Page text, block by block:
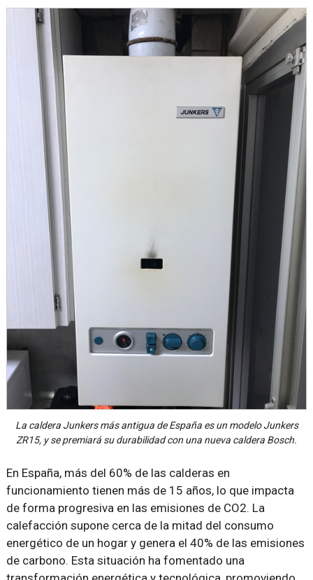
La caldera Junkers más antigua de España es un modelo Junkers
ZR15, y se premiará su durabilidad con una nueva caldera Bosch.
En España, más del 60% de las calderas en
funcionamiento tienen más de 15 años, lo que impacta
de forma progresiva en las emisiones de CO2. La
calefacción supone cerca de la mitad del consumo
energético de un hogar y genera el 40% de las emisiones
de carbono. Esta situación ha fomentado una